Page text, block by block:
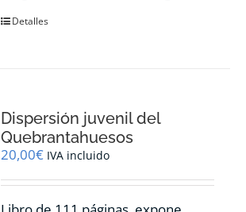
Detalles
Dispersión juvenil del
Quebrantahuesos
20,00€ IVA incluido